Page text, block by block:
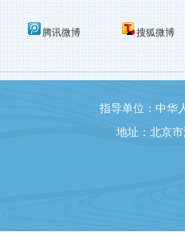
腾讯微博 搜狐微博
指导单位：中华
地址：北京